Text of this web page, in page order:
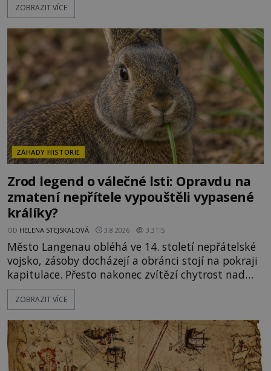
počasí s jen nepatrnými stopami koroze. Jeho
ztracených technologiích či tajemných
materiálech. Moderní metalurgie však ukazuje, že
skutečné vysvětlení je ješt
ZOBRAZIT VÍCE
ZÁHADY HISTORIE
Zrod legend o válečné lsti: Opravdu na
zmatení nepřítele vypouštěli vypasené
králíky?
OD HELENA STEJSKALOVÁ 3.8.2026 3.3TIS
Město Langenau obléhá ve 14. století nepřátelské
vojsko, zásoby docházejí a obránci stojí na pokraji
kapitulace. Přesto nakonec zvítězí chytrost nad
hrubou silou. Podle staré německé legendy vypustí
obyvatelé za hradby dobře živeného králíka, aby
dost. Čas pracuje pro obléhatele. Ve městě ubývají
zásoby a každý den znamená další porci strádá
ZOBRAZIT VÍCE